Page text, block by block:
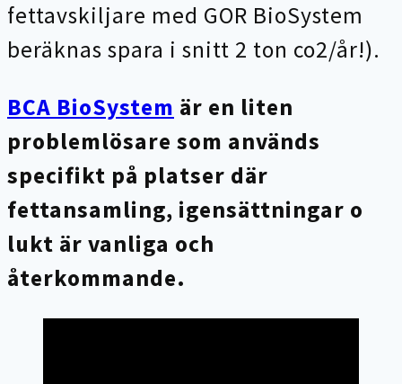
fettavskiljare med GOR BioSystem
beräknas spara i snitt 2 ton co2/år!).
BCA BioSystem är en liten
problemlösare som används
specifikt på platser där
fettansamling, igensättningar o
lukt är vanliga och
återkommande.